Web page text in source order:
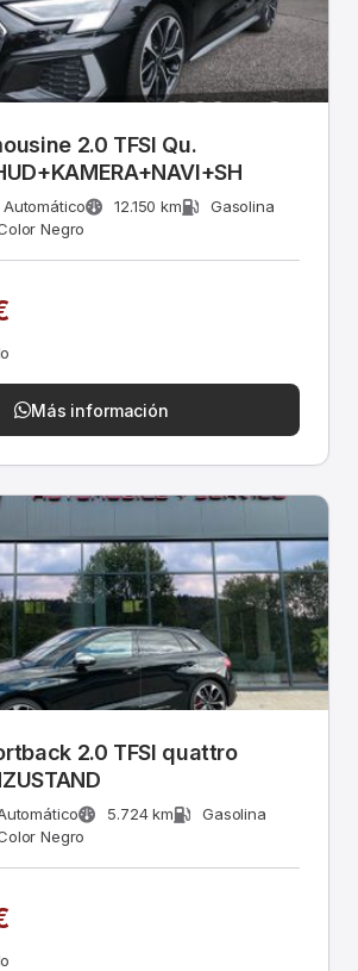
2.0 TFSI Qu.
Automático 12.150 km
Gasolina
Negro
Más información
2.0 TFSI quattro
5.724 km
Gasolina
Negro